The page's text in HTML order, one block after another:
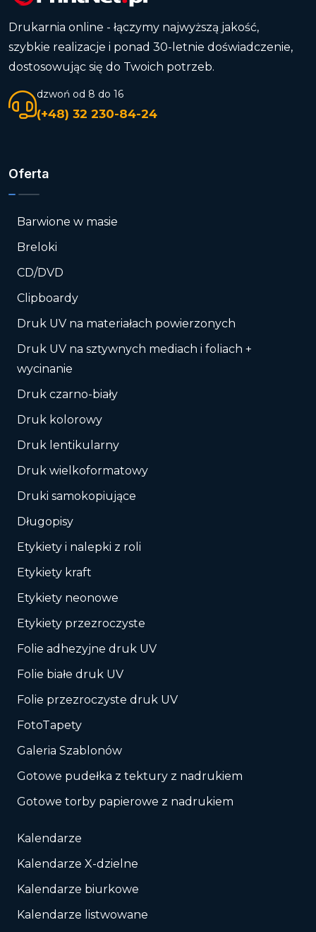
Drukarnia online - łączymy najwyższą jakość,
szybkie realizacje i ponad 30-letnie doświadczenie,
dostosowując się do Twoich potrzeb.
dzwoń od 8 do 16
(+48) 32 230-84-24
Oferta
Barwione w masie
Breloki
CD/DVD
Clipboardy
Druk UV na materiałach powierzonych
Druk UV na sztywnych mediach i foliach +
wycinanie
Druk czarno-biały
Druk kolorowy
Druk lentikularny
Druk wielkoformatowy
Druki samokopiujące
Długopisy
Etykiety i nalepki z roli
Etykiety kraft
Etykiety neonowe
Etykiety przezroczyste
Folie adhezyjne druk UV
Folie białe druk UV
Folie przezroczyste druk UV
FotoTapety
Galeria Szablonów
Gotowe pudełka z tektury z nadrukiem
Gotowe torby papierowe z nadrukiem
Kalendarze
Kalendarze X-dzielne
Kalendarze biurkowe
Kalendarze listwowane